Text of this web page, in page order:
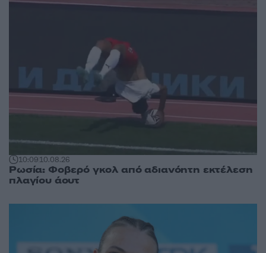
10:0910.08.26
Ρωσία: Φοβερό γκολ από αδιανόητη εκτέλεση
πλαγίου άουτ